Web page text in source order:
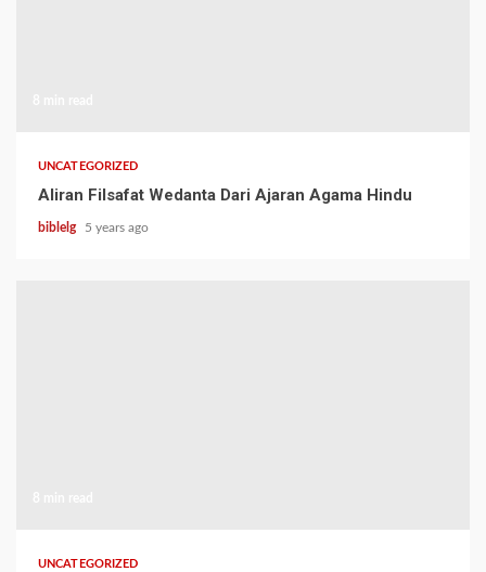
UNCATEGORIZED
Aliran Filsafat Wedanta Dari Ajaran Agama Hindu
biblelg 5 years ago
UNCATEGORIZED